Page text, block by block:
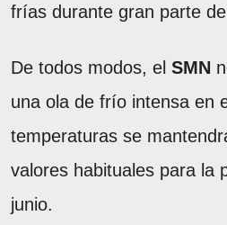
frías durante gran parte
De todos modos, el SMN
una ola de frío intensa en
temperaturas se
valores habituales para la
junio.